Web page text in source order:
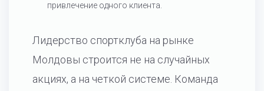
привлечение одного клиента.
Лидерство спортклуба на рынке
Молдовы строится не на случайных
акциях, а на четкой системе. Команда